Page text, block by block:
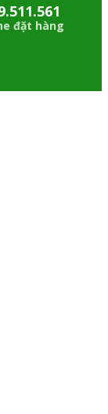
đặt hàng